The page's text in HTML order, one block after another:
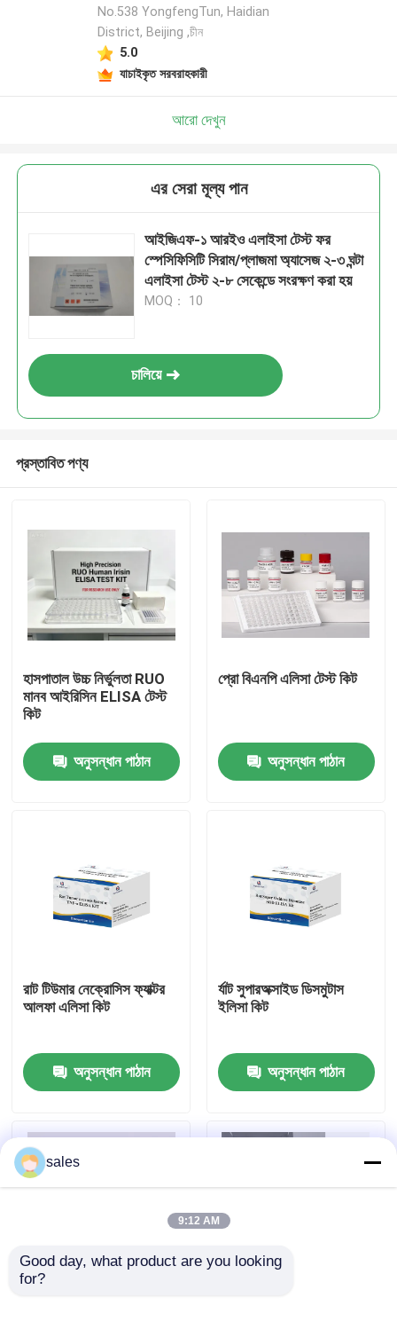
আমাদের সম্পর্কে
কারখানা ভ্রমণ
আমাদের সাথে যোগাযোগ করুন
খবর
VR Show
No.538 YongfengTun, Haidian
District, Beijing ,চীন
5.0
যাচাইকৃত সরবরাহকারী
আরো দেখুন
এর সেরা মূল্য পান
আইজিএফ-১ আরইও এলাইসা টেস্ট ফর
স্পেসিফিসিটি সিরাম/প্লাজমা অ্যাসেজ ২-৩ ঘন্টা
এলাইসা টেস্ট ২-৮ সেকেন্ডে সংরক্ষণ করা হয়
MOQ： 10
চালিয়ে
প্রস্তাবিত পণ্য
হাসপাতাল উচ্চ নির্ভুলতা RUO
মানব আইরিসিন ELISA টেস্ট
কিট
অনুসন্ধান পাঠান
প্রো বিএনপি এলিসা টেস্ট কিট
অনুসন্ধান পাঠান
রাট টিউমার নেক্রোসিস ফ্যাক্টর
আলফা এলিসা কিট
অনুসন্ধান পাঠান
র্যাট সুপারঅক্সাইড ডিসমুটাস
ইলিসা কিট
অনুসন্ধান পাঠান
sales
9:12 AM
Good day, what product are you looking
for?